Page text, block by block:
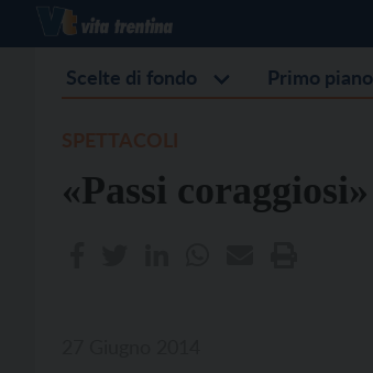
Scelte di fondo Primo piano
«Passi coraggiosi»